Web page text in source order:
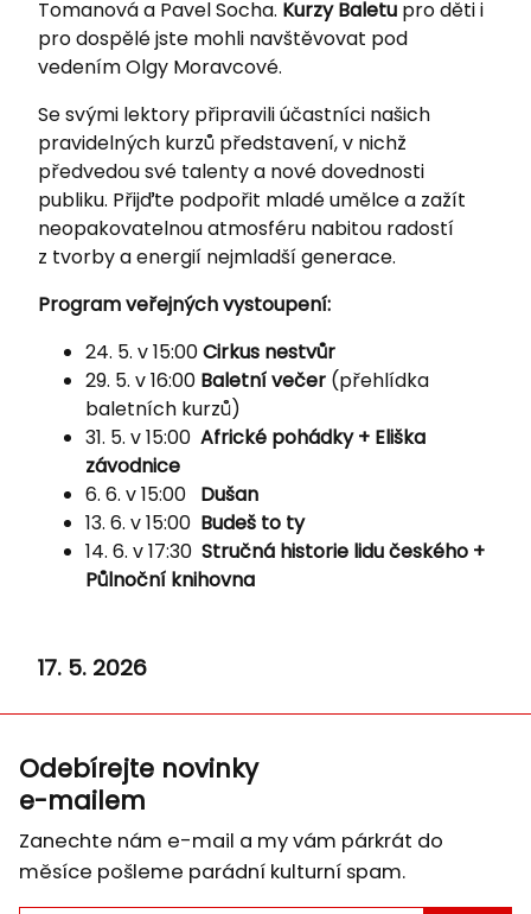
Tomanová a Pavel Socha. Kurzy Baletu pro děti i
pro dospělé jste mohli navštěvovat pod
vedením Olgy Moravcové.
Se svými lektory připravili účastníci našich
pravidelných kurzů představení, v nichž
předvedou své talenty a nové dovednosti
publiku. Přijďte podpořit mladé umělce a zažít
neopakovatelnou atmosféru nabitou radostí
z tvorby a energií nejmladší generace.
Program veřejných vystoupení:
24. 5. v 15:00Cirkus nestvůr
29. 5. v 16:00 Baletní večer (přehlídka
baletních kurzů)
31. 5. v 15:00 Africké pohádky + Eliška
závodnice
6. 6. v 15:00 Dušan
13. 6. v 15:00 Budeš to ty
14. 6. v 17:30 Stručná historie lidu českého +
Půlnoční knihovna
17. 5. 2026
Odebírejte novinky
e-mailem
Zanechte nám e-mail a my vám párkrát do
měsíce pošleme parádní kulturní spam.